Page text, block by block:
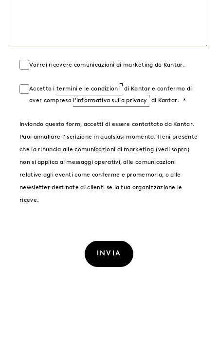
Vorrei ricevere comunicazioni di marketing da Kantar.
Accetto i termini e le condizioni
di Kantar e confermo di
aver compreso
l'informativa sulla privacy di Kantar.
Inviando questo form, accetti di essere contattato da Kantar.
Puoi annullare l’iscrizione in qualsiasi momento. Tieni presente
che la rinuncia alle comunicazioni di marketing (vedi sopra)
non si applica ai messaggi operativi, alle comunicazioni
relative agli eventi come conferme e promemoria, o alle
newsletter destinate ai clienti se la tua organizzazione le
riceve.
INVIA